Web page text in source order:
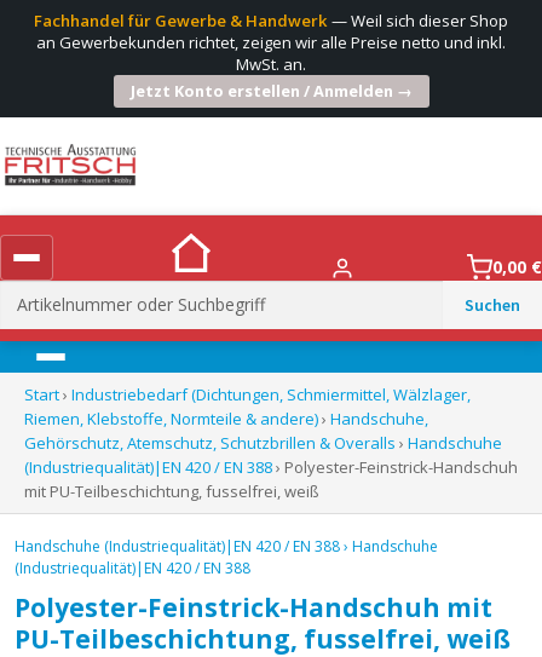
Fachhandel für Gewerbe & Handwerk— Weil sich dieser Shop
an Gewerbekunden richtet, zeigen wir alle Preise netto und inkl.
MwSt. an.
Jetzt Konto erstellen / Anmelden →
Suchen
nach:
0,00 €
Menü
Start› Industriebedarf (Dichtungen, Schmiermittel, Wälzlager,
Riemen, Klebstoffe, Normteile & andere)› Handschuhe,
Gehörschutz, Atemschutz, Schutzbrillen & Overalls › Handschuhe
(Industriequalität)|EN 420 / EN 388› Polyester-Feinstrick-Handschuh
mit PU-Teilbeschichtung, fusselfrei, weiß
Handschuhe (Industriequalität)|EN 420 / EN 388› Handschuhe
(Industriequalität)|EN 420 / EN 388
Polyester-Feinstrick-Handschuh mit
PU-Teilbeschichtung, fusselfrei, weiß